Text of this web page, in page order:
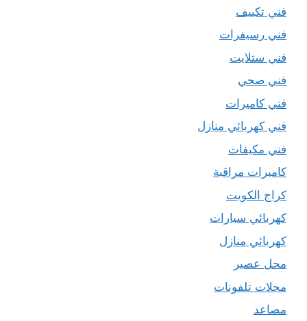
فني تكييف
فني رسيفرات
فني ستلايت
فني صحي
فني كاميرات
فني كهربائي منازل
فني مكيفات
كاميرات مراقبة
كراج الكويت
كهربائي سيارات
كهربائي منازل
محل عصير
محلات تلفونات
مصاعد